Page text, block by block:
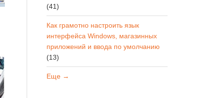
(41)
Как грамотно настроить язык
интерфейса Windows, магазинных
приложений и ввода по умолчанию
(13)
Еще →